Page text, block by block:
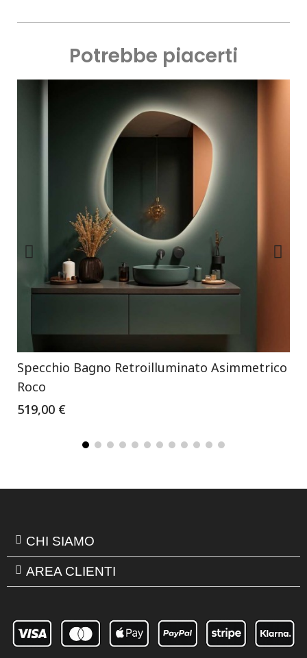
Potrebbe piacerti
Specchio Bagno Retroilluminato Asimmetrico
Roco
519,00 €
CHI SIAMO
AREA CLIENTI